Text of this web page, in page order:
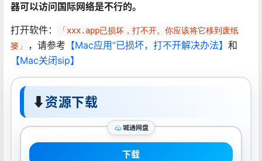
器可以访问国际网络是不行的。
打开软件：
「xxx.app已损坏，打不开。你应该将它移到废纸
篓」
，请参考 【Mac应用”已损坏，打不开解决办法】 和
【Mac关闭sip】
⬇资源下载
城通网盘
下载